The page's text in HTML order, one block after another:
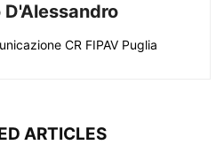
D'Alessandro
CR FIPAV Puglia
ARTICLES